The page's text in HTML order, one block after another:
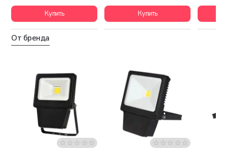
Купить Купить
От бренда